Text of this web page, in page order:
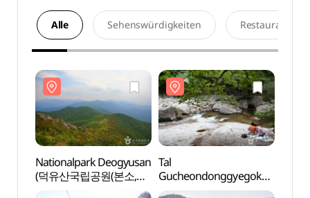
Alle Sehenswürdigkeiten Restaurants
Nationalpark Deogyusan
(덕유산국립공원(본소,
적상분소))
Tal
Gucheondonggyegok
(구천동계곡)